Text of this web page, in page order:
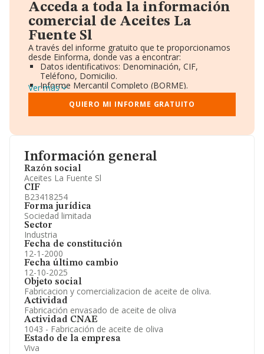
Información general
Razón social
Aceites La Fuente Sl
CIF
B23418254
Forma jurídica
Sociedad limitada
Sector
Industria
Fecha de constitución
12-1-2000
Fecha último cambio
12-10-2025
Objeto social
Fabricacion y comercializacion de aceite de oliva.
Actividad
Fabricación envasado de aceite de oliva
Actividad CNAE
1043 - Fabricación de aceite de oliva
Estado de la empresa
Viva
Acceda a toda la información
comercial de Aceites La
Fuente Sl
A través del informe gratuito que te proporcionamos
desde Einforma, donde vas a encontrar:
Datos identificativos: Denominación, CIF,
Teléfono, Domicilio.
Informe Mercantil Completo (BORME).
Gráficos de Evolución Ventas y Empleados.
Consejo de Administración y Administradores.
Directivos y Ejecutivos.
Información oficial y registral complementaria.
Ver más
QUIERO MI INFORME GRATUITO